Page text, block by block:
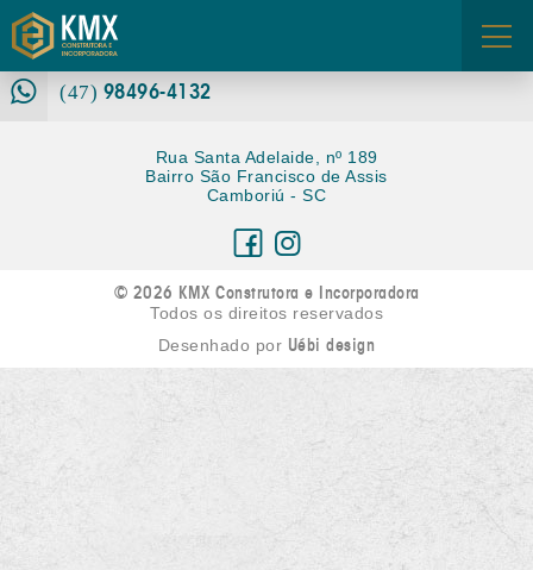
ÁREA DOS CORRETORES
(47) 3360-6680
(47) 98496-4132
Rua Santa Adelaide, nº 189
Bairro São Francisco de Assis
Camboriú - SC
© 2026 KMX Construtora e Incorporadora
Todos os direitos reservados
Desenhado por Uébi design